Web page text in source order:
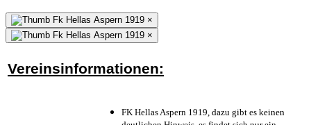
×
×
Vereinsinformationen:
FK Hellas Aspern 1919, dazu gibt es keinen